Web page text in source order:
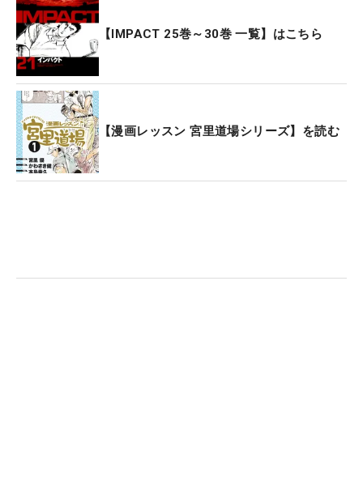
【IMPACT 25巻～30巻 一覧】はこちら
【漫画レッスン 宮里道場シリーズ】を読む